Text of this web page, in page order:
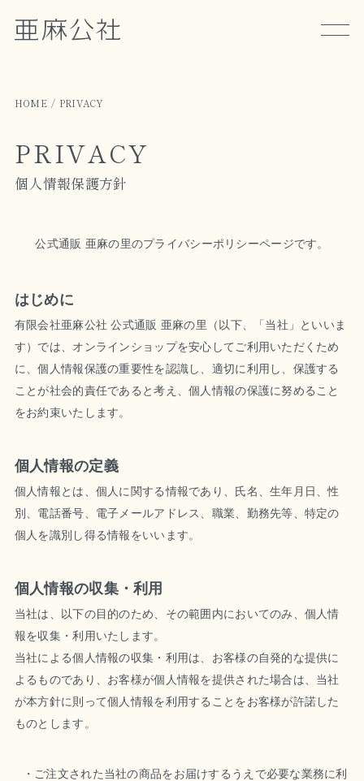
HOME PRIVACY
PRIVACY
個人情報保護方針
公式通販 亜麻の里のプライバシーポリシーページです。
はじめに
有限会社亜麻公社 公式通販 亜麻の里（以下、「当社」といいま
す）では、オンラインショップを安心してご利用いただくため
に、個人情報保護の重要性を認識し、適切に利用し、保護する
ことが社会的責任であると考え、個人情報の保護に努めること
をお約束いたします。
個人情報の定義
個人情報とは、個人に関する情報であり、氏名、生年月日、性
別、電話番号、電子メールアドレス、職業、勤務先等、特定の
個人を識別し得る情報をいいます。
個人情報の収集・利用
当社は、以下の目的のため、その範囲内においてのみ、個人情
報を収集・利用いたします。
当社による個人情報の収集・利用は、お客様の自発的な提供に
よるものであり、お客様が個人情報を提供された場合は、当社
が本方針に則って個人情報を利用することをお客様が許諾した
ものとします。
ご注文された当社の商品をお届けするうえで必要な業務に利